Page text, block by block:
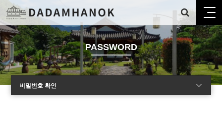
PASSWORD
비밀번호 확인